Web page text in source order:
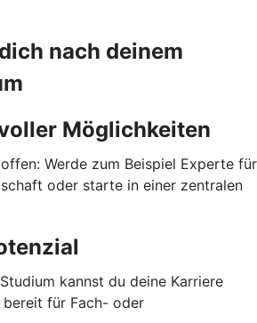
nach deinem
Möglichkeiten
Werde zum Beispiel Experte für
oder starte in einer zentralen
kannst du deine Karriere
für Fach- oder